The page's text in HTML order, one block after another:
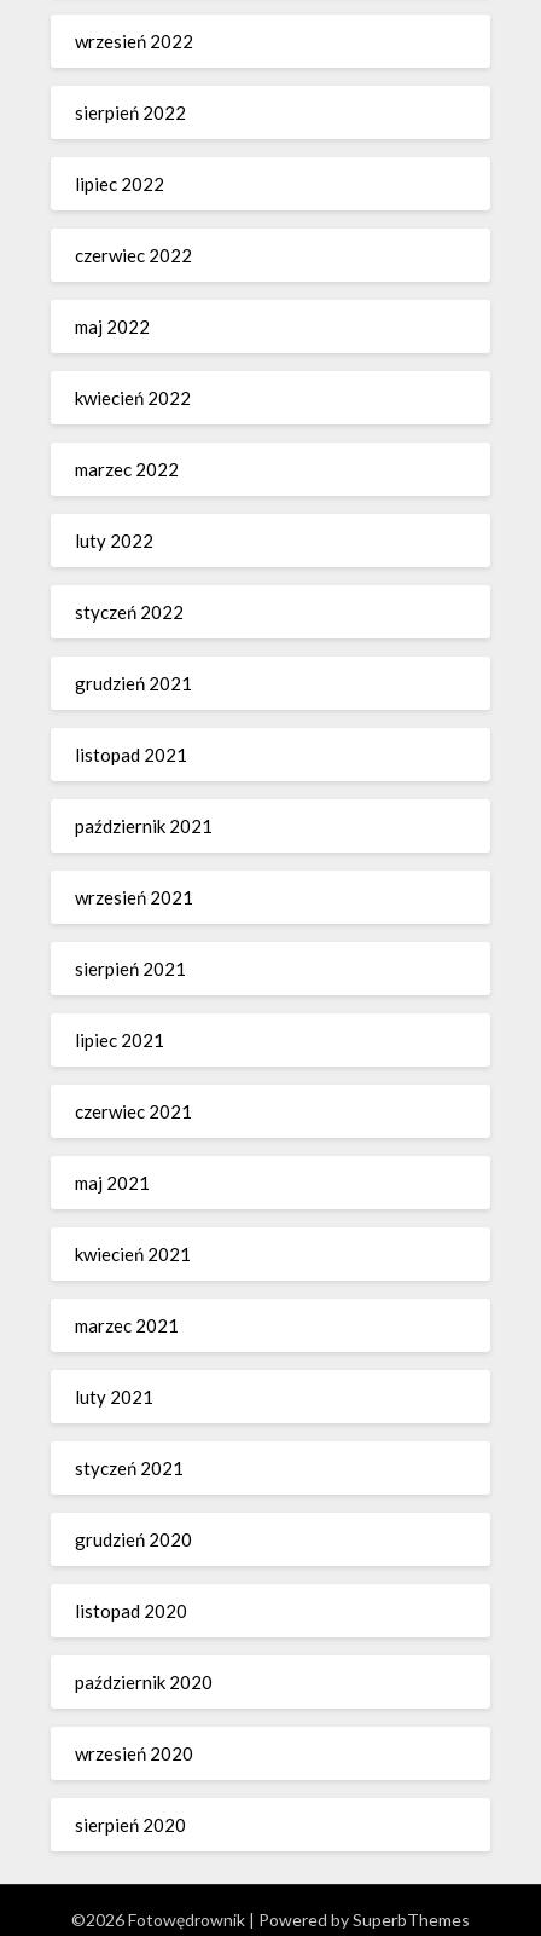
wrzesień 2022
sierpień 2022
lipiec 2022
czerwiec 2022
maj 2022
kwiecień 2022
marzec 2022
luty 2022
styczeń 2022
grudzień 2021
listopad 2021
październik 2021
wrzesień 2021
sierpień 2021
lipiec 2021
czerwiec 2021
maj 2021
kwiecień 2021
marzec 2021
luty 2021
styczeń 2021
grudzień 2020
listopad 2020
październik 2020
wrzesień 2020
sierpień 2020
©2026 Fotowędrownik | Powered bySuperbThemes